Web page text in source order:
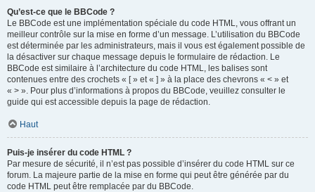
Qu’est-ce que le BBCode ?
Le BBCode est une implémentation spéciale du code HTML, vous offrant un
meilleur contrôle sur la mise en forme d’un message. L’utilisation du BBCode
est déterminée par les administrateurs, mais il vous est également possible de
la désactiver sur chaque message depuis le formulaire de rédaction. Le
BBCode est similaire à l’architecture du code HTML, les balises sont
contenues entre des crochets « [ » et « ] » à la place des chevrons « < » et
« > ». Pour plus d’informations à propos du BBCode, veuillez consulter le
guide qui est accessible depuis la page de rédaction.
Haut
Puis-je insérer du code HTML ?
Par mesure de sécurité, il n’est pas possible d’insérer du code HTML sur ce
forum. La majeure partie de la mise en forme qui peut être générée par du
code HTML peut être remplacée par du BBCode.